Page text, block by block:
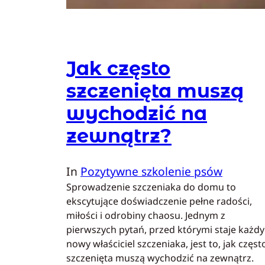
Jak często
szczenięta muszą
wychodzić na
zewnątrz?
In Pozytywne szkolenie psów
Sprowadzenie szczeniaka do domu to
ekscytujące doświadczenie pełne radości,
miłości i odrobiny chaosu. Jednym z
pierwszych pytań, przed którymi staje każdy
nowy właściciel szczeniaka, jest to, jak
szczenięta muszą wychodzić na zewnątrz.